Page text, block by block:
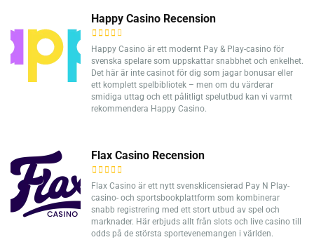
Happy Casino Recension
Happy Casino är ett modernt Pay & Play-casino för
svenska spelare som uppskattar snabbhet och enkelhet.
Det här är inte casinot för dig som jagar bonusar eller
ett komplett spelbibliotek – men om du värderar
smidiga uttag och ett pålitligt spelutbud kan vi varmt
rekommendera Happy Casino.
Flax Casino Recension
Flax Casino är ett nytt svensklicensierad Pay N Play-
casino- och sportsbookplattform som kombinerar
snabb registrering med ett stort utbud av spel och
marknader. Här erbjuds allt från slots och live casino till
odds på de största sportevenemangen i världen.